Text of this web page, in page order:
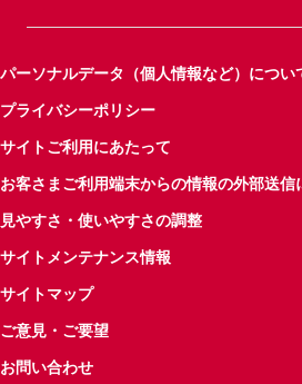
パーソナルデータ（個人情報など）につい
プライバシーポリシー
サイトご利用にあたって
お客さまご利用端末からの情報の外部送信
見やすさ・使いやすさの調整
サイトメンテナンス情報
サイトマップ
ご意見・ご要望
お問い合わせ